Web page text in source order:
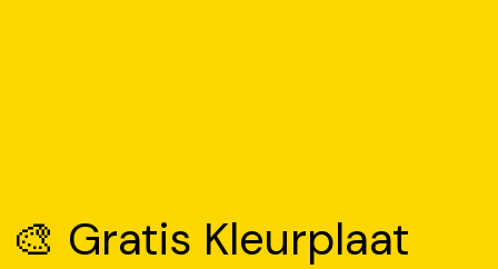
🎨 Gratis Kleurplaat